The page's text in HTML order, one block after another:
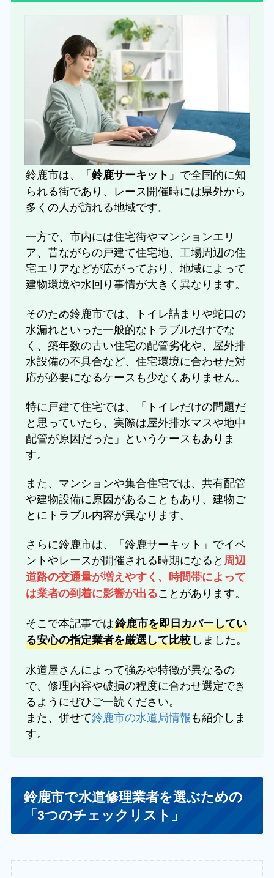
鈴鹿市は、「鈴鹿サーキット 」で全国的に知
られる街であり、レース開催時には県外から
多くの人が訪れる地域です。
一方で、市内には住宅街やマンションエリ
ア、昔ながらの戸建て住宅地、工場周辺の住
宅エリアなどが広がっており、地域によって
建物環境や水回り事情が大きく異なります。
そのため鈴鹿市では、トイレ詰まりや蛇口の
水漏れといった一般的なトラブルだけでな
く、築年数の古い住宅の配管劣化や、屋外排
水設備の不具合など、住宅環境に合わせた対
応が必要になるケースも少なくありません。
特に戸建て住宅では、「トイレだけの問題だ
と思っていたら、実際は屋外排水マスや地中
配管が原因だった」というケースもありま
す。
また、マンションや集合住宅では、共有配管
や建物設備に原因があることもあり、建物ご
とにトラブル内容が異なります。
さらに鈴鹿市は、「鈴鹿サーキット」でイベ
ントやレースが開催される時期になると周辺
道路の交通量が増えやすく、時間帯によって
は業者の到着に影響が出ることがあります。
そこで本記事では鈴鹿市を即日カバーしてい
る安心の指定業者を厳選して比較 しました。
水道屋さんによって強みや特徴が異なるの
で、修理内容や破損の程度に合わせ選定でき
るようにぜひご一読ください。
また、併せて鈴鹿市の水道局情報も紹介しま
す。
鈴鹿市で水道修理業者を選ぶための
「3つのチェックリスト」